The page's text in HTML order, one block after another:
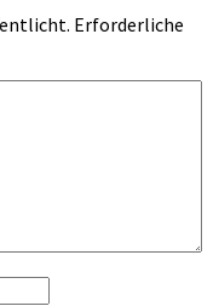
Erforderliche